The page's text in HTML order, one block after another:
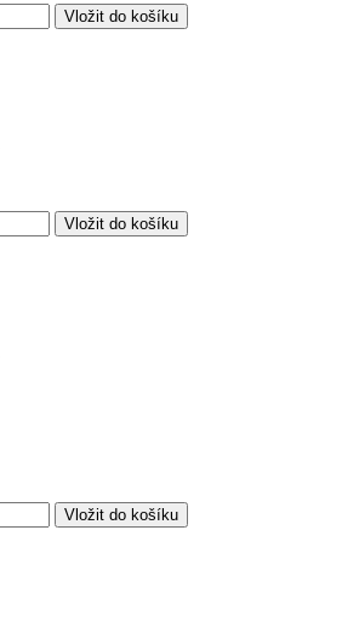
Vložit do košíku
Vložit do košíku
Vložit do košíku